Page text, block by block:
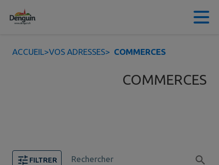
Contenu
ACCUEIL>VOS ADRESSES> COMMERCES
COMMERCES
FILTRER Rechercher